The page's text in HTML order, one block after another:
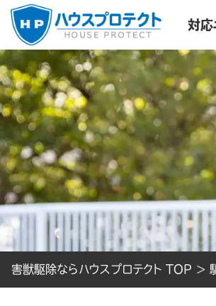
対応
害獣駆除ならハウスプロテクト TOP >